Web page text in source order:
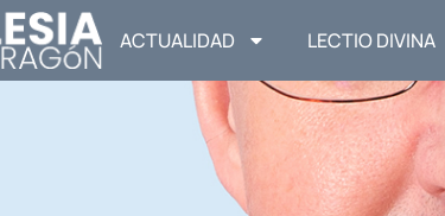
ACTUALIDAD LECTIO DIVINA